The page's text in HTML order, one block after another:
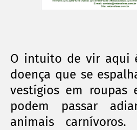
O intuito de vir aqui
doença que se
vestígios em roupas
podem passar
animais